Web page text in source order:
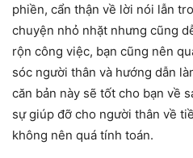
phiền, cẩn thận về lời nói lẫn
chuyện nhỏ nhặt nhưng cũng
rộn công việc, bạn cũng nên
sóc người thân và hướng dẫn
căn bản này sẽ tốt cho bạn về
sự giúp đỡ cho người thân về
không nên quá tính toán.